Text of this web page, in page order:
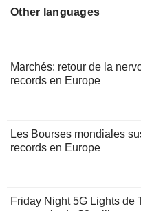
Other languages
Marchés: retour de la
records en Europe
Les Bourses mondiales
records en Europe
Friday Night 5G Lights de